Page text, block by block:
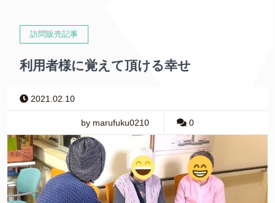
訪問販売記事
利用者様に覚えて頂ける幸せ
2021.02.10
by marufuku0210 0